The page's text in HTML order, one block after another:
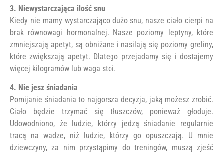
3. Niewystarczająca ilość snu
Kiedy nie mamy wystarczająco dużo snu, nasze ciało cierpi na
brak równowagi hormonalnej. Nasze poziomy leptyny, które
zmniejszają apetyt, są obniżane i nasilają się poziomy greliny,
które zwiększają apetyt. Dlatego przejadamy się i dostajemy
więcej kilogramów lub waga stoi.
4. Nie jesz śniadania
Pomijanie śniadania to najgorsza decyzja, jaką możesz zrobić.
Ciało będzie trzymać się tłuszczów, ponieważ głoduje.
Udowodniono, że ludzie, którzy jedzą śniadanie regularnie
tracą na wadze, niż ludzie, którzy go opuszczają. U mnie
dziewczyny, za nim przystąpimy do treningów, muszą zjeść